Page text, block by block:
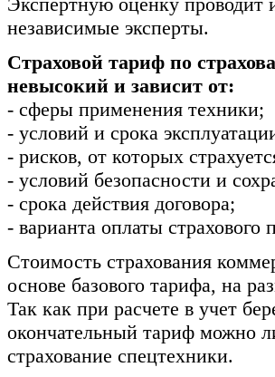
независимые эксперты.
Страховой тариф по
невысокий и зависит от:
- сферы применения техники;
- условий и срока
- рисков, от которых
- условий безопасности и
- срока действия договора;
- варианта оплаты страхового
Стоимость страхования
основе базового тарифа, на
Так как при расчете в учет
окончательный тариф можно
страхование спецтехники.